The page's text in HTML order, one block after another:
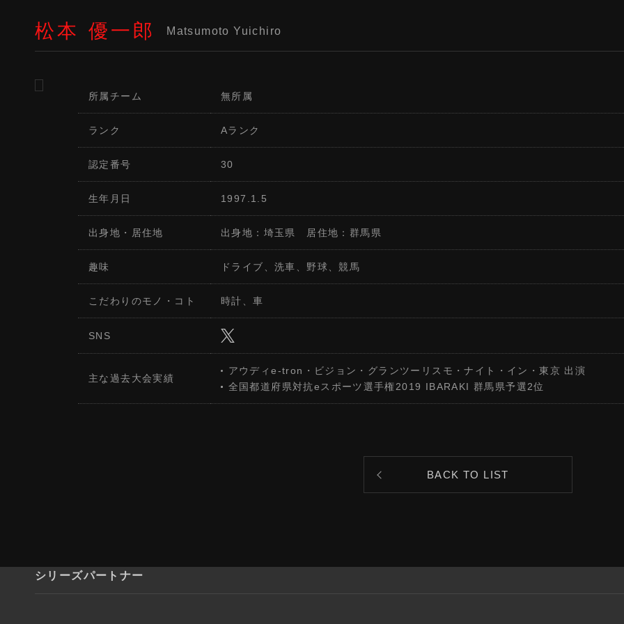
松本 優一郎 Matsumoto Yuichiro
所属チーム 無所属
ランク Aランク
認定番号 30
生年月日 1997.1.5
出身地・居住地 出身地：埼玉県 居住地：群馬県
趣味 ドライブ、洗車、野球、競馬
こだわりのモノ・コト 時計、車
SNS
主な過去大会実績
アウディe-tron・ビジョン・グランツーリスモ・ナイト・イン・東京 出演
全国都道府県対抗eスポーツ選手権2019 IBARAKI 群馬県予選2位
BACK TO LIST
シリーズパートナー